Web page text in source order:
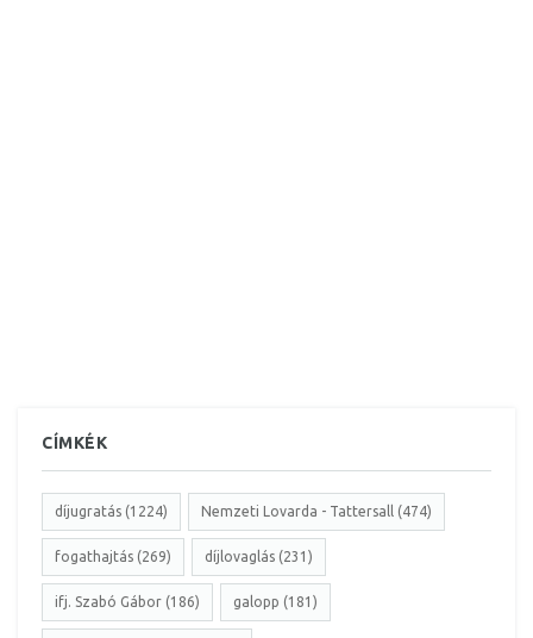
CÍMKÉK
díjugratás (1224) Nemzeti Lovarda - Tattersall (474)
fogathajtás (269) díjlovaglás (231)
ifj. Szabó Gábor (186) galopp (181)